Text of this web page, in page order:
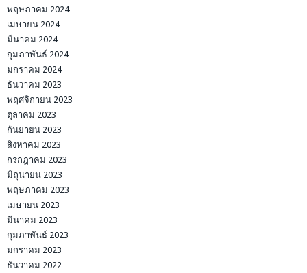
พฤษภาคม 2024
เมษายน 2024
มีนาคม 2024
กุมภาพันธ์ 2024
มกราคม 2024
ธันวาคม 2023
พฤศจิกายน 2023
ตุลาคม 2023
กันยายน 2023
สิงหาคม 2023
กรกฎาคม 2023
มิถุนายน 2023
พฤษภาคม 2023
เมษายน 2023
มีนาคม 2023
กุมภาพันธ์ 2023
มกราคม 2023
ธันวาคม 2022